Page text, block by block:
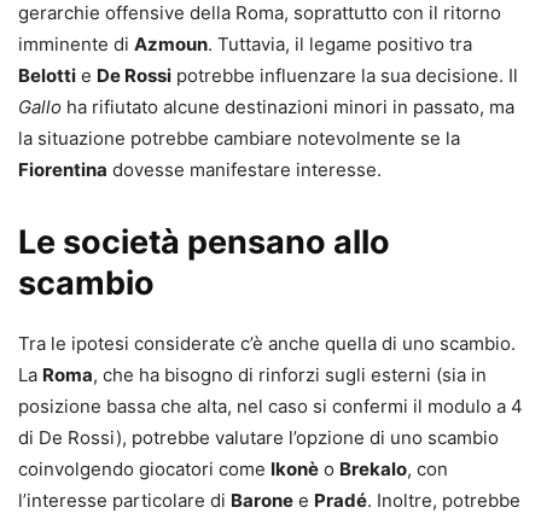
gerarchie offensive della Roma, soprattutto con il ritorno
imminente di Azmoun. Tuttavia, il legame positivo tra
Belotti e De Rossi potrebbe influenzare la sua decisione. Il
Gallo ha rifiutato alcune destinazioni minori in passato, ma
la situazione potrebbe cambiare notevolmente se la
Fiorentina dovesse manifestare interesse.
Le società pensano allo
scambio
Tra le ipotesi considerate c’è anche quella di uno scambio.
La Roma, che ha bisogno di rinforzi sugli esterni (sia in
posizione bassa che alta, nel caso si confermi il modulo a 4
di De Rossi), potrebbe valutare l’opzione di uno scambio
coinvolgendo giocatori come Ikonè o Brekalo, con
l’interesse particolare di Barone e Pradé. Inoltre, potrebbe